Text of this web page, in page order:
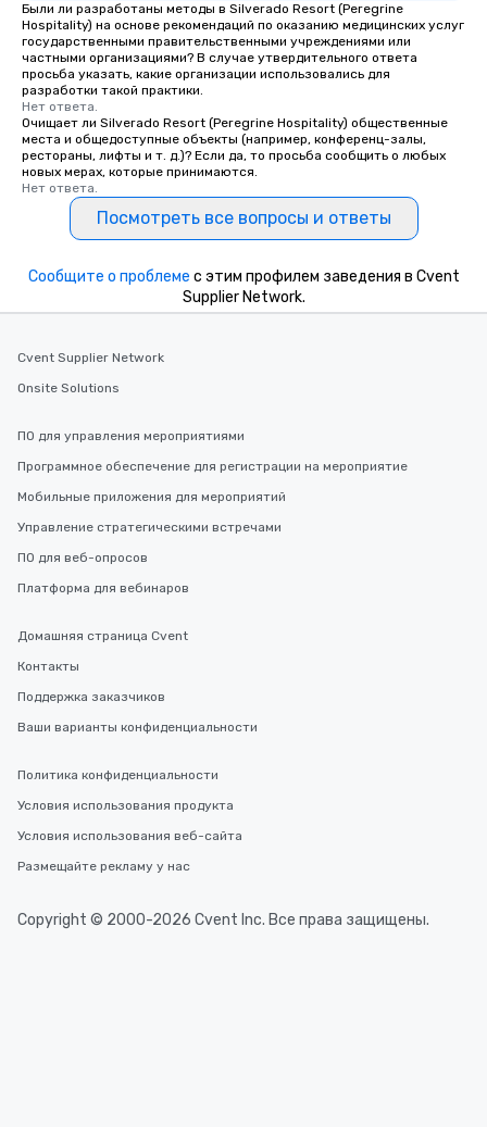
Были ли разработаны методы в Silverado Resort (Peregrine
Hospitality) на основе рекомендаций по оказанию медицинских услуг
государственными правительственными учреждениями или
частными организациями? В случае утвердительного ответа
просьба указать, какие организации использовались для
разработки такой практики.
Нет ответа.
Очищает ли Silverado Resort (Peregrine Hospitality) общественные
места и общедоступные объекты (например, конференц-залы,
рестораны, лифты и т. д.)? Если да, то просьба сообщить о любых
новых мерах, которые принимаются.
Нет ответа.
Посмотреть все вопросы и ответы
Сообщите о проблеме с этим профилем заведения в Cvent
Supplier Network.
Cvent Supplier Network
Onsite Solutions
ПО для управления мероприятиями
Программное обеспечение для регистрации на мероприятие
Мобильные приложения для мероприятий
Управление стратегическими встречами
ПО для веб-опросов
Платформа для вебинаров
Домашняя страница Cvent
Контакты
Поддержка заказчиков
Ваши варианты конфиденциальности
Политика конфиденциальности
Условия использования продукта
Условия использования веб-сайта
Размещайте рекламу у нас
Copyright © 2000-2026 Cvent Inc. Все права защищены.